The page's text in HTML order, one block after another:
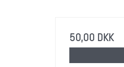
50,00 DKK